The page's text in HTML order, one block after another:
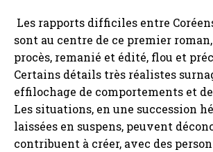
Les rapports difficiles entre
sont au centre de ce premier roman,
procès, remanié et édité, flou et
Certains détails très réalistes
effilochage de comportements et
Les situations, en une succession
laissées en suspens, peuvent
contribuent à créer, avec des